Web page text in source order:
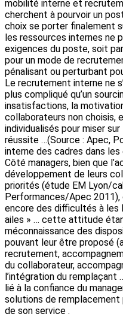
mobilité interne et
cherchent à pourvoir un
choix se porter finalement
les ressources internes ne
exigences du poste, soit
pour un mode de
pénalisant ou perturbant
Le recrutement interne ne
plus compliqué qu’un
insatisfactions, la
collaborateurs non choisis,
individualisés pour miser
réussite …(Source : Apec,
interne des cadres dans
Côté managers, bien que
développement de leurs
priorités (étude EM Lyon/
Performances/Apec 2011),
encore des difficultés à les
ailes » … cette attitude
méconnaissance des
pouvant leur être proposé
recrutement,
du collaborateur,
l’intégration du
lié à la confiance du
solutions de remplacement
de son service .